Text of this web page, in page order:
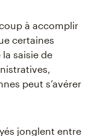
à accomplir
certaines
saisie de
peut s’avérer
jonglent entre